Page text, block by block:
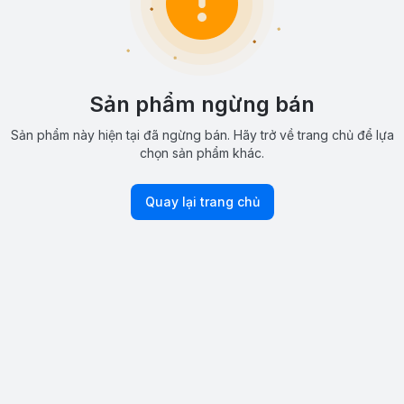
Sản phẩm ngừng bán
Sản phẩm này hiện tại đã ngừng bán. Hãy trở về trang chủ để lựa
chọn sản phẩm khác.
Quay lại trang chủ